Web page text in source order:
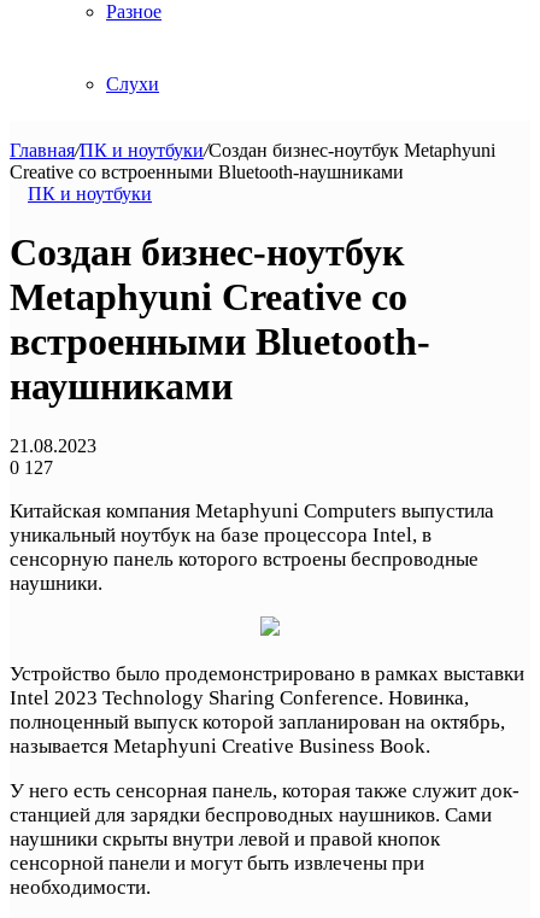
Разное
Слухи
Главная/ПК и ноутбуки/Создан бизнес-ноутбук Metaphyuni
Creative со встроенными Bluetooth-наушниками
ПК и ноутбуки
Создан бизнес-ноутбук
Metaphyuni Creative со
встроенными Bluetooth-
наушниками
21.08.2023
0 127
Китайская компания Metaphyuni Computers выпустила
уникальный ноутбук на базе процессора Intel, в
сенсорную панель которого встроены беспроводные
наушники.
Устройство было продемонстрировано в рамках выставки
Intel 2023 Technology Sharing Conference. Новинка,
полноценный выпуск которой запланирован на октябрь,
называется Metaphyuni Creative Business Book.
У него есть сенсорная панель, которая также служит док-
станцией для зарядки беспроводных наушников. Сами
наушники скрыты внутри левой и правой кнопок
сенсорной панели и могут быть извлечены при
необходимости.